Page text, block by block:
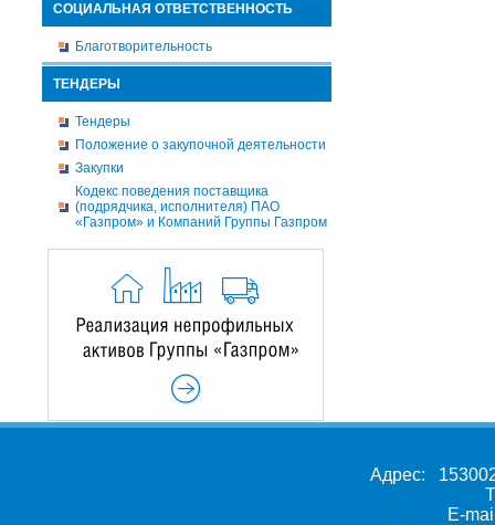
СОЦИАЛЬНАЯ ОТВЕТСТВЕННОСТЬ
Благотворительность
ТЕНДЕРЫ
Тендеры
Положение о закупочной деятельности
Закупки
Кодекс поведения поставщика
(подрядчика, исполнителя) ПАО
«Газпром» и Компаний Группы Газпром
Адрес:
E-